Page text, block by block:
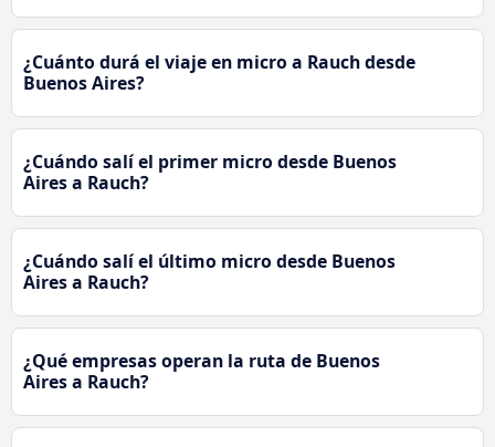
¿Cuánto durá el viaje en micro a Rauch desde
Buenos Aires?
¿Cuándo salí el primer micro desde Buenos
Aires a Rauch?
¿Cuándo salí el último micro desde Buenos
Aires a Rauch?
¿Qué empresas operan la ruta de Buenos
Aires a Rauch?